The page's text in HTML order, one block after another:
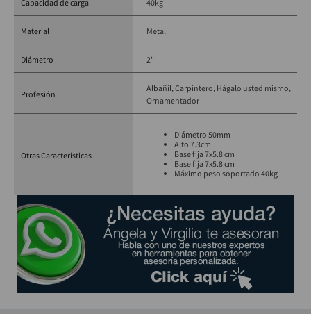
Capacidad de carga 40kg
Material Metal
Diámetro 2"
Profesión
Albañil Carpintero Hágalo usted mismo
Ornamentador
Otras Características
Diámetro 50mm
Alto 7.3cm
Base fija 7x5.8 cm
Base fija 7x5.8 cm
Máximo peso soportado 40kg